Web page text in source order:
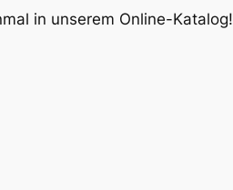
in unserem Online-Katalog!